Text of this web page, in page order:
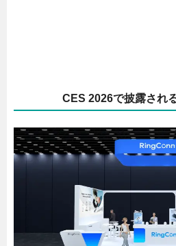
CES 2026で披露され